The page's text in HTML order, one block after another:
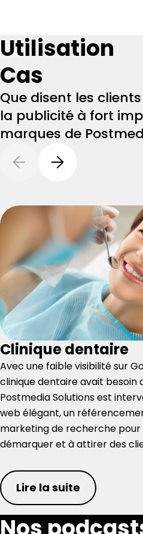
Utilisation
Cas
Que disent les
la publicité à fort
marques de
Clinique dentaire
Avec une faible visibilité sur
clinique dentaire avait besoin
Postmedia Solutions est
web élégant, un
marketing de recherche pour
démarquer et à attirer des
Lire la suite